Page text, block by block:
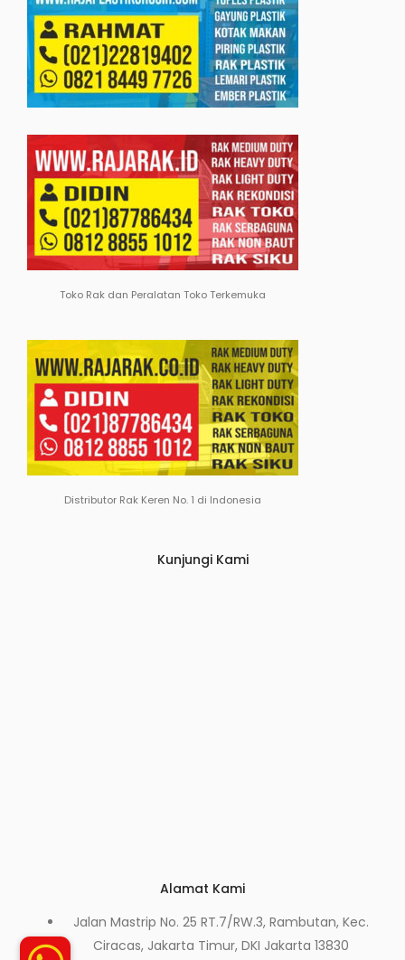
Toko Rak dan Peralatan Toko Terkemuka
Distributor Rak Keren No. 1 di Indonesia
Kunjungi Kami
Alamat Kami
Jalan Mastrip No. 25 RT.7/RW.3, Rambutan, Kec.
Ciracas, Jakarta Timur, DKI Jakarta 13830